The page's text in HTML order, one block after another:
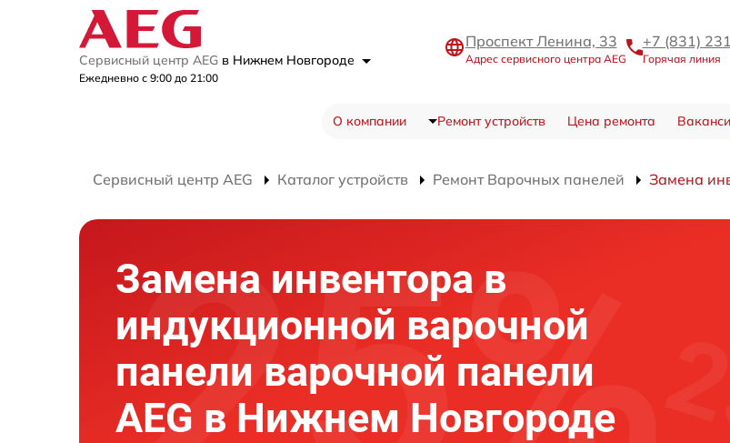
Сервисный центр AEG в Нижнем Новгороде
Ежедневно с 9:00 до 21:00
Проспект Ленина, 33
Адрес сервисного центра AEG
+7 (831)
Горячая линия
О компании Ремонт устройств Цена ремонта
Сервисный центр AEG Каталог устройств Ремонт Варочных панелей Замена
Замена инвентора в
индукционной варочной
панели варочной панели
AEG в Нижнем Новгороде